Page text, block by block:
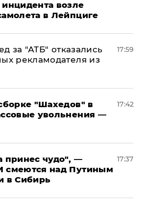
возле
в Лейпциге
за "АТБ" отказались
рекламодателя из
17:59
"Шахедов" в
увольнения —
17:42
принес чудо", —
смеются над Путиным
в Сибирь
17:37